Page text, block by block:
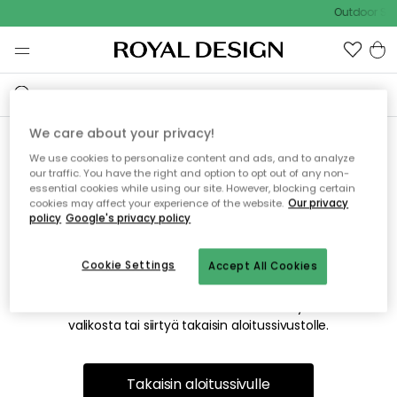
Outdoor
Emme valitettavasti löydä
etsimääsi sivua
Tämä voi johtua siitä, että sivua ei enää ole tai siitä, että se
on siirretty muualle. Pahoittelemme tästä mahdollisesti
valikosta tai siirtyä takaisin aloitussivustolle.
Takaisin aloitussivulle
We care about your privacy!
We use cookies to personalize content and ads, and to analyze
our traffic. You have the right and option to opt out of any non-
essential cookies while using our site. However, blocking certain
cookies may affect your experience of the website. Our privacy
policy Google's privacy policy
Accept All Cookies
Cookie Settings